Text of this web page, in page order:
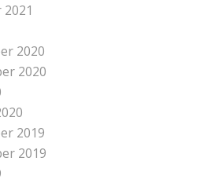
2020
2020
2019
2019